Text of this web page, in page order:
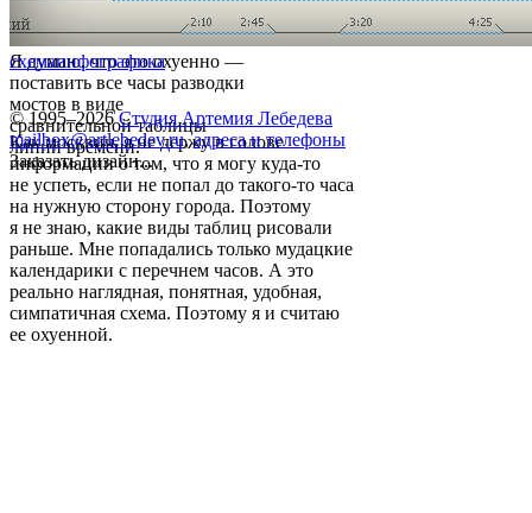
Я думаю, что это охуенно —
поставить все часы разводки
мостов в виде
сравнительной таблицы
линий времени.
Как москвич, я не держу в голове
информации о том, что я могу куда-то
не успеть, если не попал до такого-то часа
на нужную сторону города. Поэтому
я не знаю, какие виды таблиц рисовали
раньше. Мне попадались только мудацкие
календарики с перечнем часов. А это
реально наглядная, понятная, удобная,
симпатичная схема. Поэтому я и считаю
ее охуенной.
схемаинфографика
© 1995–2026 Студия Артемия Лебедева
mailbox@artlebedev.ru, адреса и телефоны
Заказать дизайн...